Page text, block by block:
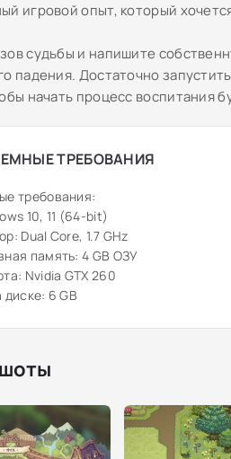
игровой опыт, который
судьбы и напишите
падения. Достаточно
начать процесс воспитания
ТРЕБОВАНИЯ
требования:
10, 11 (64-bit)
Dual Core, 1.7 GHz
память: 4 GB ОЗУ
Nvidia GTX 260
6 GB